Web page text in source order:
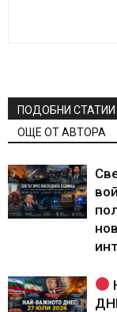
ПОДОБНИ СТАТИИ
ОЩЕ ОТ АВТОРА